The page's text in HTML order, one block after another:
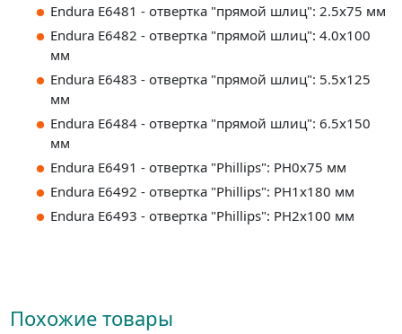
Endura E6481 - отвертка "прямой шлиц": 2.5x75 мм
Endura E6482 - отвертка "прямой шлиц": 4.0x100
мм
Endura E6483 - отвертка "прямой шлиц": 5.5x125
мм
Endura E6484 - отвертка "прямой шлиц": 6.5x150
мм
Endura E6491 - отвертка "Phillips": PH0x75 мм
Endura E6492 - отвертка "Phillips": PH1x180 мм
Endura E6493 - отвертка "Phillips": PH2x100 мм
Похожие товары